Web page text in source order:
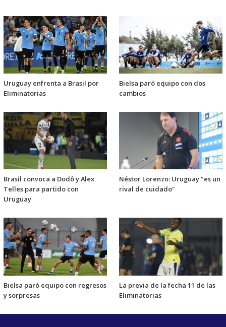
Uruguay enfrenta a Brasil por
Eliminatorias
Bielsa paró equipo con dos
cambios
Brasil convoca a Dodô y Alex
Telles para partido con
Uruguay
Néstor Lorenzo: Uruguay "es un
rival de cuidado"
Bielsa paró equipo con regresos
y sorpresas
La previa de la fecha 11 de las
Eliminatorias